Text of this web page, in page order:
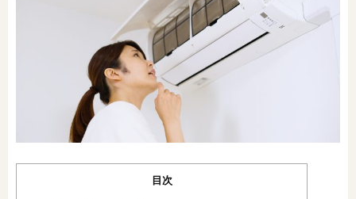
オンライン相談会
目次